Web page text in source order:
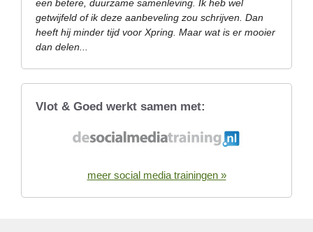
een betere, duurzame samenleving. Ik heb wel
getwijfeld of ik deze aanbeveling zou schrijven. Dan
heeft hij minder tijd voor Xpring. Maar wat is er mooier
dan delen...
Vlot & Goed werkt samen met:
meer social media trainingen »